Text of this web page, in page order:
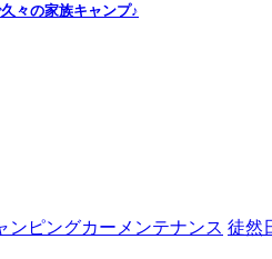
々の家族キャンプ♪
ンピングカーメンテナンス 徒然